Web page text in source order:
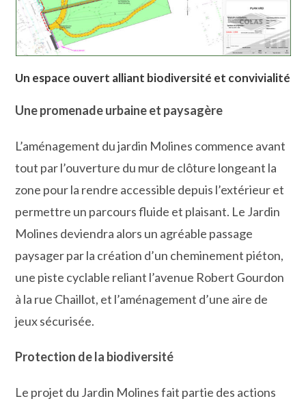
Un espace ouvert alliant biodiversité et convivialité
Une promenade urbaine et paysagère
L’aménagement du jardin Molines commence avant
tout par l’ouverture du mur de clôture longeant la
zone pour la rendre accessible depuis l’extérieur et
permettre un parcours fluide et plaisant. Le Jardin
Molines deviendra alors un agréable passage
paysager par la création d’un cheminement piéton,
une piste cyclable reliant l’avenue Robert Gourdon
à la rue Chaillot, et l’aménagement d’une aire de
jeux sécurisée.
Protection de la biodiversité
Le projet du Jardin Molines fait partie des actions